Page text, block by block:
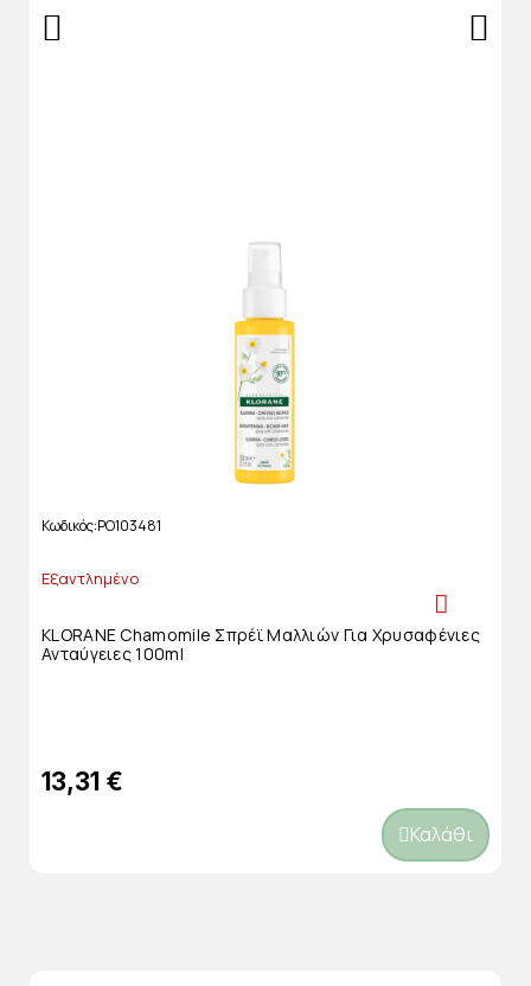
Κωδικός PO103481
Εξαντλημένο
KLORANE Chamomile Σπρέϊ Μαλλιών Για Χρυσαφένιες
Ανταύγειες 100ml
13,31 €
Καλάθι